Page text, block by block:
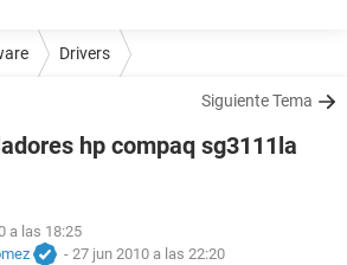
Drivers
Siguiente Tema
hp compaq sg3111la
a las 18:25
- 27 jun 2010 a las 22:20